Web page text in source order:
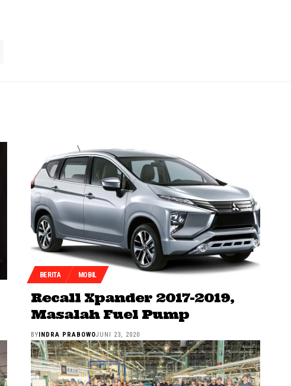
BERITA MOBIL
Recall Xpander 2017-2019,
Masalah Fuel Pump
BY INDRA PRABOWOJUNI 23, 2020